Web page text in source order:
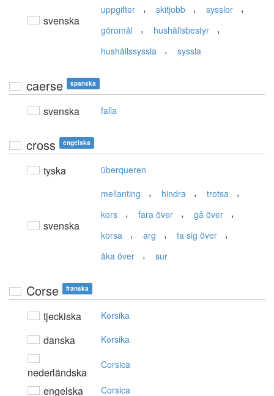
svenska
uppgifter , skitjobb , sysslor ,
göromål , hushållsbestyr ,
hushållssyssla , syssla
caerse spanska
svenska falla
cross engelska
tyska überqueren
svenska
mellanting , hindra , trotsa ,
kors , fara över , gå över ,
korsa , arg , ta sig över ,
åka över , sur
Corse franska
tjeckiska Korsika
danska Korsika
nederländska
Corsica
engelska Corsica